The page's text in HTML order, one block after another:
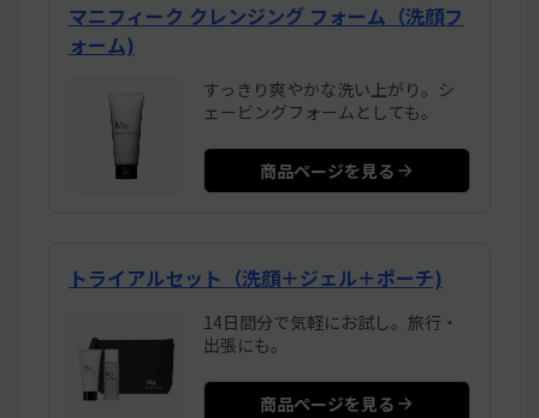
マニフィーク クレンジング フォーム（洗顔フ
ォーム)
すっきり爽やかな洗い上がり。シ
ェービングフォームとしても。
商品ページを見る
トライアルセット（洗顔＋ジェル＋ポーチ)
14日間分で気軽にお試し。旅行・
出張にも。
商品ページを見る